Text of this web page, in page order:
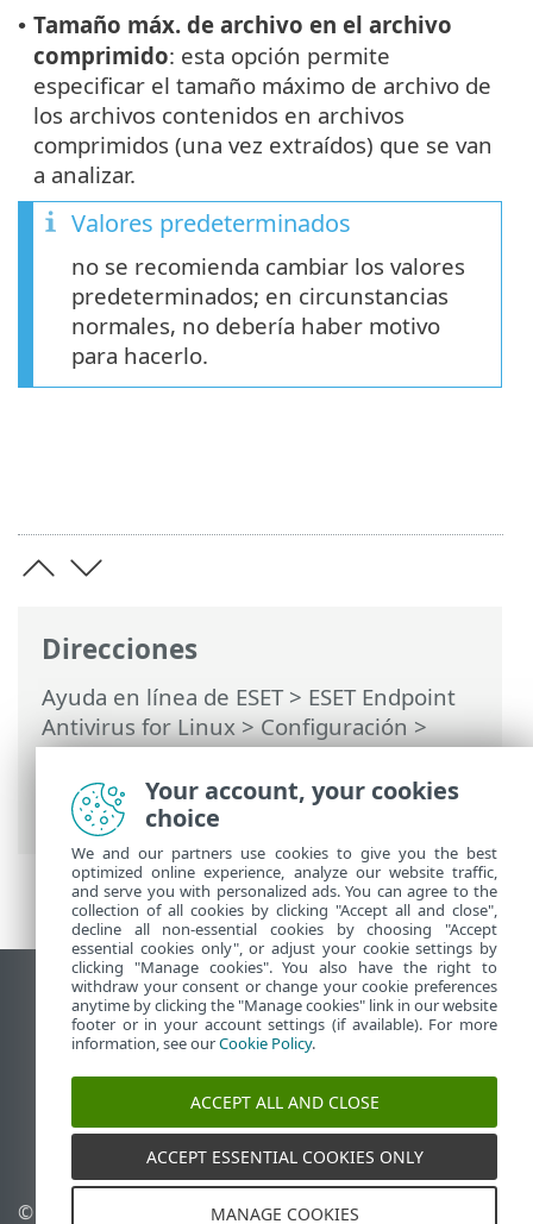
Direcciones
Ayuda en línea de ESET> ESET Endpoint
Antivirus for Linux>Configuración>
Protecciones>Protección del sistema de
archivos en tiempo real> Parámetros de
ThreatSense
• Tamaño máx. de archivo en el archivo
comprimido: esta opción permite
especificar el tamaño máximo de archivo de
los archivos contenidos en archivos
comprimidos (una vez extraídos) que se van
a analizar.
Valores predeterminados
no se recomienda cambiar los valores
predeterminados; en circunstancias
normales, no debería haber motivo
para hacerlo.
Ver sitio para ordenador
End of Life
Base de conocimiento de ESET
Foro de ESET
ESET Status Portal
Soporte técnico regional
© 1992 - 2025 ESET, spol. s Administrar cookies
Your account, your cookies
choice
We and our partners use cookies to give you the best
optimized online experience, analyze our website traffic,
and serve you with personalized ads. You can agree to the
collection of all cookies by clicking "Accept all and close",
decline all non-essential cookies by choosing "Accept
essential cookies only", or adjust your cookie settings by
clicking "Manage cookies". You also have the right to
withdraw your consent or change your cookie preferences
anytime by clicking the "Manage cookies" link in our website
footer or in your account settings (if available). For more
information, see ourCookie Policy.
ACCEPT ALL AND CLOSE
ACCEPT ESSENTIAL COOKIES ONLY
MANAGE COOKIES